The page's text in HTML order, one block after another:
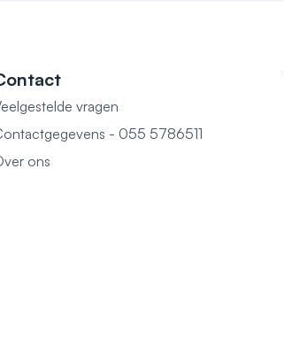
vragen
- 055 5786511
ons